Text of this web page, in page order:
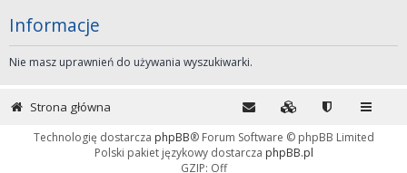
Informacje
Nie masz uprawnień do używania wyszukiwarki.
Strona główna
Technologię dostarcza phpBB® Forum Software © phpBB Limited
Polski pakiet językowy dostarcza phpBB.pl
GZIP: Off